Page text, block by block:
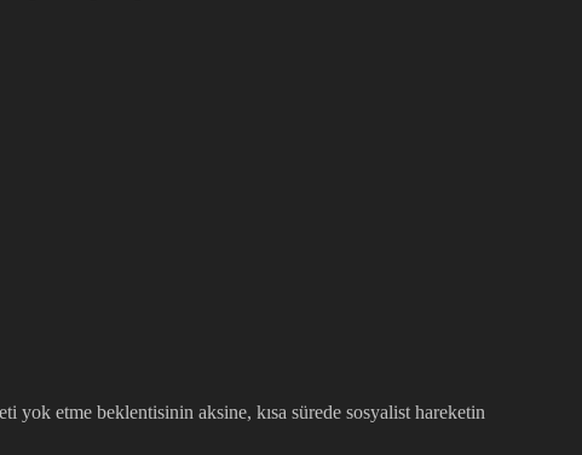
yok etme beklentisinin aksine, kısa sürede sosyalist hareketin